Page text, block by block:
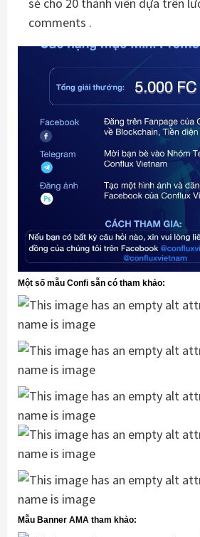
comments .
Một số mẫu Confi sẵn có tham khảo:
Mẫu Banner AMA tham khảo: